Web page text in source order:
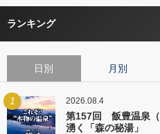
ランキング
日別 月別
1 2026.08.4
第157回 飯豊温泉
湧く「森の秘湯」